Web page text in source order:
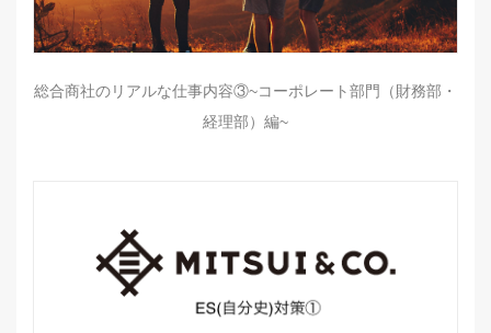
総合商社のリアルな仕事内容③~コーポレート部門（財務部・
経理部）編~